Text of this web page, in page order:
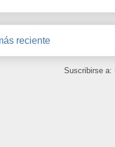
reciente
Suscribirse a: